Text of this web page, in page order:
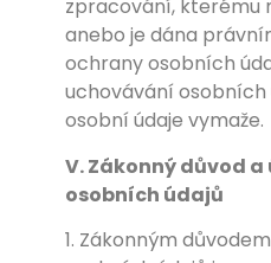
zpracování, kterému
anebo je dána
ochrany osobních
uchovávání osobních
osobní údaje vymaže.
V. Zákonný důvod
osobních údajů
1. Zákonným